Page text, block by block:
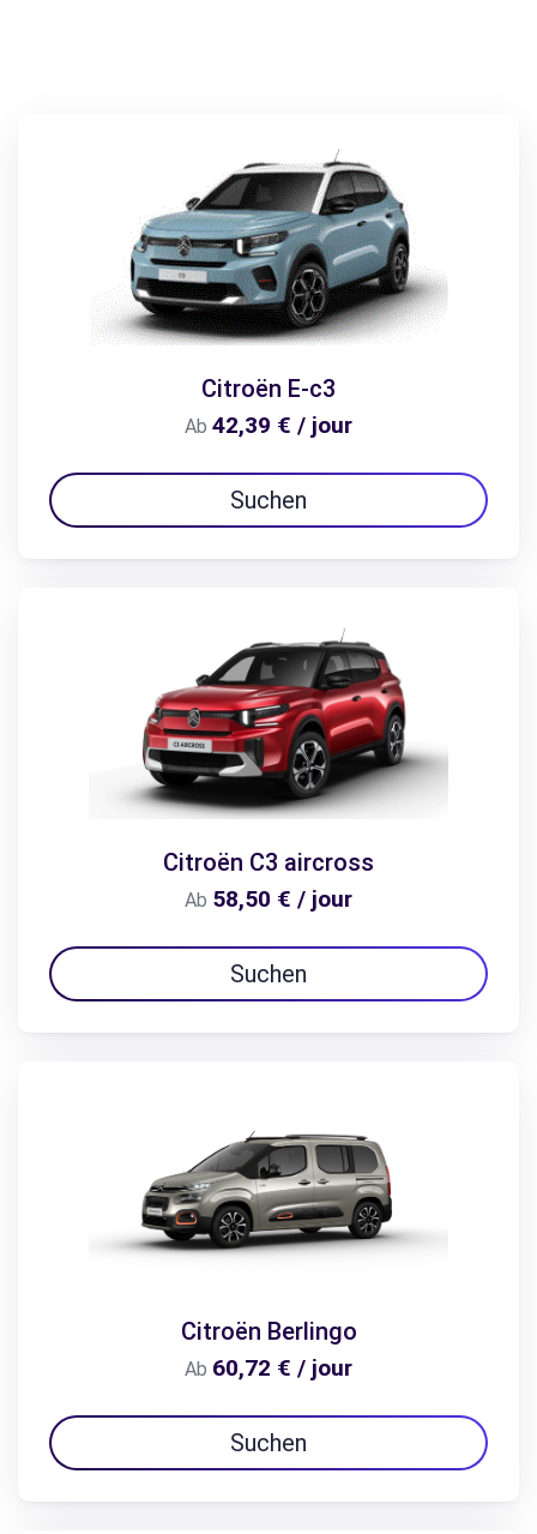
Citroën E-c3
Ab 42,39 € / jour
Suchen
Citroën C3 aircross
Ab 58,50 € / jour
Suchen
Citroën Berlingo
Ab 60,72 € / jour
Suchen